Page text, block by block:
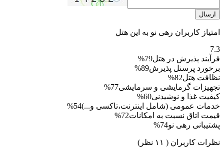
ارسال
امتیاز کاربران رهی نو به این هتل
7.3
فرآیند پذیرش در هتل79%
برخورد پرسنل پذیرش89%
نظافت هتل82%
تجهیزات گرمایشی و سرمایشی77%
کیفیت غذا و نوشیدنی60%
خدمات عمومی (شامل اینترنت،تاکسی و...)54%
قیمت اتاق نسبت به امکانات72%
پشتیبانی رهی نو74%
نظرات کاربران ( ۱۱ نظر)